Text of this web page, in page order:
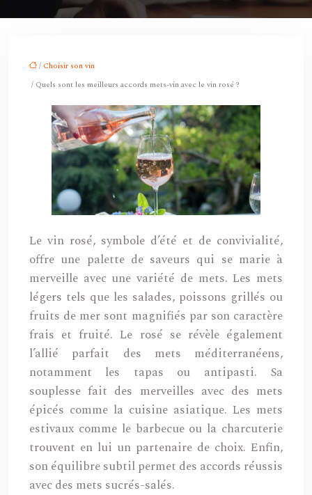
/ Choisir son vin
/ Quels sont les meilleurs accords mets-vin avec le vin rosé ?
Le vin rosé, symbole d’été et de convivialité,
offre une palette de saveurs qui se marie à
merveille avec une variété de mets. Les mets
légers tels que les salades, poissons grillés ou
fruits de mer sont magnifiés par son caractère
frais et fruité. Le rosé se révèle également
l’allié parfait des mets méditerranéens,
notamment les tapas ou antipasti. Sa
souplesse fait des merveilles avec des mets
épicés comme la cuisine asiatique. Les mets
estivaux comme le barbecue ou la charcuterie
trouvent en lui un partenaire de choix. Enfin,
son équilibre subtil permet des accords réussis
avec des mets sucrés-salés.